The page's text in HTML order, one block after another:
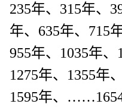
235年、315年、
年、635年、715
955年、1035年、
1275年、1355年
1595年、